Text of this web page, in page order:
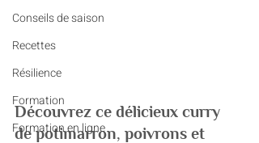
Conseils de saison
Recettes
Résilience
Formation
Formation en ligne
Découvrez ce délicieux curry
de potimarron, poivrons et